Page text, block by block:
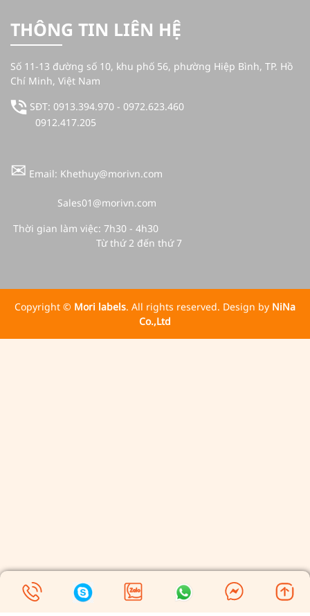
THÔNG TIN LIÊN HỆ
Số 11-13 đường số 10, khu phố 56, phường Hiệp Bình, TP. Hồ
Chí Minh, Việt Nam
SĐT: 0913.394.970 - 0972.623.460
0912.417.205
✉ Email: Khethuy@morivn.com
Sales01@morivn.com
Thời gian làm việc: 7h30 - 4h30
Từ thứ 2 đến thứ 7
Copyright © Mori labels. All rights reserved. Design by NiNa
Co.,Ltd